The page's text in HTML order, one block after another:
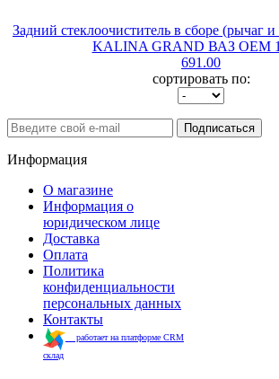
Задний стеклоочиститель в сборе (рычаг
KALINA GRAND ВАЗ OEM
691.00
сортировать по:
Подписаться
Информация
О магазине
Информация о
юридическом лице
Доставка
Оплата
Политика
конфиденциальности
персональных данных
Контакты
работает на платформе CRM
склад